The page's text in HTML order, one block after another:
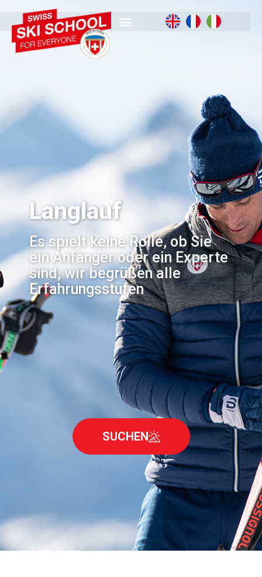
Langlauf
Es spielt keine Rolle, ob Sie
ein Anfänger oder ein Experte
sind, wir begrüßen alle
Erfahrungsstufen
SUCHEN